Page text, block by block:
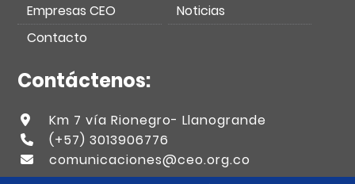
Empresas CEO
Noticias
Contacto
Contáctenos:
Km 7 vía Rionegro- Llanogrande
(+57) 3013906776
comunicaciones@ceo.org.co